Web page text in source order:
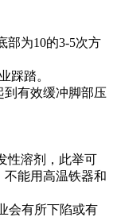
部为10的3-5次方
踩踏。
有效缓冲脚部压
性溶剂，此举可
能用高温铁器和
会有所下陷或有